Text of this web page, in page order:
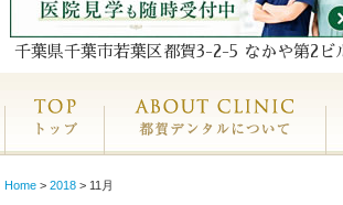
千葉県千葉市若葉区都賀3-2-5 なかや第2ビ
ホーム
Home > 2018 > 11月